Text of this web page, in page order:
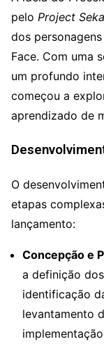
pelo Project
dos
Face. Com uma
um profundo
começou a
aprendizado de
O
etapas
lançamento:
Concepção e
a definição
identificação
levantamento